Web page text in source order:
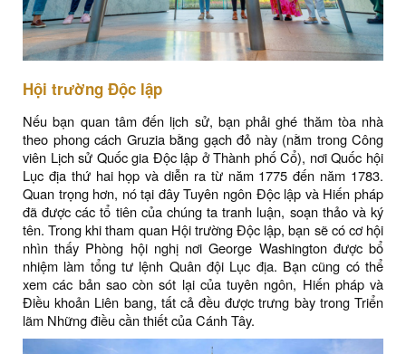
Hội trường Độc lập
Nếu bạn quan tâm đến lịch sử, bạn phải ghé thăm tòa nhà
theo phong cách Gruzia bằng gạch đỏ này (nằm trong Công
viên Lịch sử Quốc gia Độc lập ở Thành phố Cổ), nơi Quốc hội
Lục địa thứ hai họp và diễn ra từ năm 1775 đến năm 1783.
Quan trọng hơn, nó tại đây Tuyên ngôn Độc lập và Hiến pháp
đã được các tổ tiên của chúng ta tranh luận, soạn thảo và ký
tên. Trong khi tham quan Hội trường Độc lập, bạn sẽ có cơ hội
nhìn thấy Phòng hội nghị nơi George Washington được bổ
nhiệm làm tổng tư lệnh Quân đội Lục địa. Bạn cũng có thể
xem các bản sao còn sót lại của tuyên ngôn, Hiến pháp và
Điều khoản Liên bang, tất cả đều được trưng bày trong Triển
lãm Những điều cần thiết của Cánh Tây.